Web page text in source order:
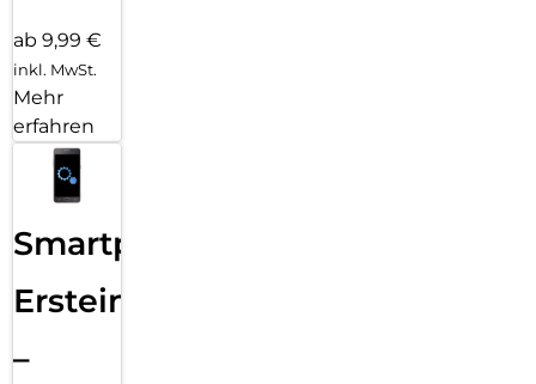
ab 9,99 €
inkl. MwSt.
Mehr
erfahren
Smartphone
Ersteinrichtung
–